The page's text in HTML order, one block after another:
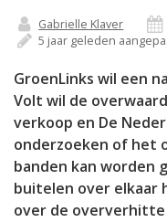
Gabrielle Klaver
5 jaar geleden
GroenLinks wil een
Volt wil de
verkoop en De
onderzoeken of het
banden kan worden
buitelen over elkaar
over de